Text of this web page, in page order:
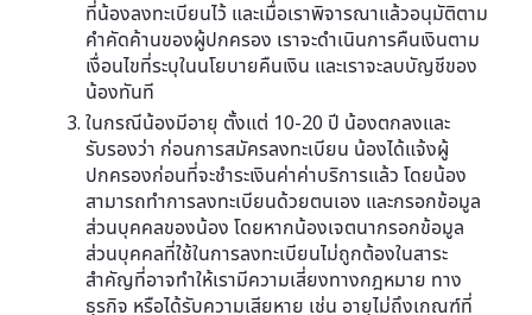
ที่น้องลงทะเบียนไว้ และเมื่อเราพิจารณาแล้วอนุมัติตาม
คำคัดค้านของผู้ปกครอง เราจะดำเนินการคืนเงินตาม
เงื่อนไขที่ระบุในนโยบายคืนเงิน และเราจะลบบัญชีของ
น้องทันที
ในกรณีน้องมีอายุ ตั้งแต่ 10-20 ปี น้องตกลงและ
รับรองว่า ก่อนการสมัครลงทะเบียน น้องได้แจ้งผู้
ปกครองก่อนที่จะชำระเงินค่าค่าบริการแล้ว โดยน้อง
สามารถทำการลงทะเบียนด้วยตนเอง และกรอกข้อมูล
ส่วนบุคคลของน้อง โดยหากน้องเจตนากรอกข้อมูล
ส่วนบุคคลที่ใช้ในการลงทะเบียนไม่ถูกต้องในสาระ
สำคัญที่อาจทำให้เรามีความเสี่ยงทางกฎหมาย ทาง
ธุรกิจ หรือได้รับความเสียหาย เช่น อายุไม่ถึงเกณฑ์ที่